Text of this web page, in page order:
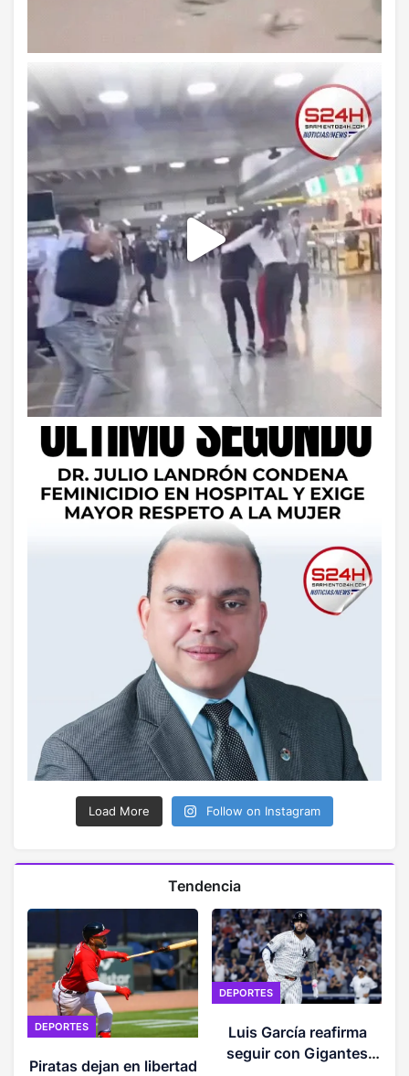
Load More Follow on Instagram
Tendencia
DEPORTES
Piratas dejan en libertad
DEPORTES
Luis García reafirma
seguir con Gigantes